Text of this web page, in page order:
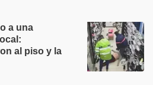
a una
al piso y la